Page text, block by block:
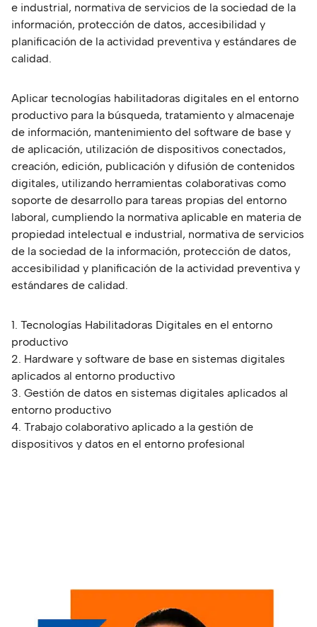
e industrial, normativa de servicios de la sociedad de la
información, protección de datos, accesibilidad y
planificación de la actividad preventiva y estándares de
calidad.
Aplicar tecnologías habilitadoras digitales en el entorno
productivo para la búsqueda, tratamiento y almacenaje
de información, mantenimiento del software de base y
de aplicación, utilización de dispositivos conectados,
creación, edición, publicación y difusión de contenidos
digitales, utilizando herramientas colaborativas como
soporte de desarrollo para tareas propias del entorno
laboral, cumpliendo la normativa aplicable en materia de
propiedad intelectual e industrial, normativa de servicios
de la sociedad de la información, protección de datos,
accesibilidad y planificación de la actividad preventiva y
estándares de calidad.
1. Tecnologías Habilitadoras Digitales en el entorno
productivo
2. Hardware y software de base en sistemas digitales
aplicados al entorno productivo
3. Gestión de datos en sistemas digitales aplicados al
entorno productivo
4. Trabajo colaborativo aplicado a la gestión de
dispositivos y datos en el entorno profesional